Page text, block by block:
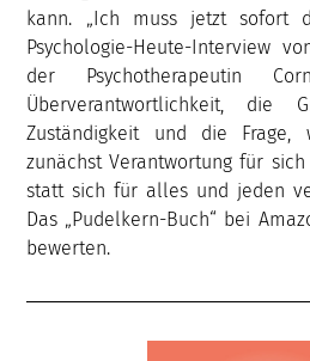
kann. „Ich muss jetzt sofort
Psychologie-Heute-Interview
der Psychotherapeutin
Überverantwortlichkeit, die
Zuständigkeit und die
zunächst Verantwortung für
statt sich für alles und jeden
Das „Pudelkern-Buch“ bei
bewerten.